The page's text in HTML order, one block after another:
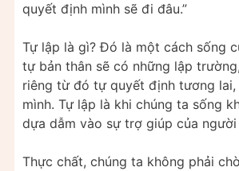
quyết định mình sẽ đi đâu.”
Tự lập là gì? Đó là một cách sống
tự bản thân sẽ có những lập
riêng từ đó tự quyết định tương lai,
mình. Tự lập là khi chúng ta sống
dựa dẫm vào sự trợ giúp của
Thực chất, chúng ta không phải